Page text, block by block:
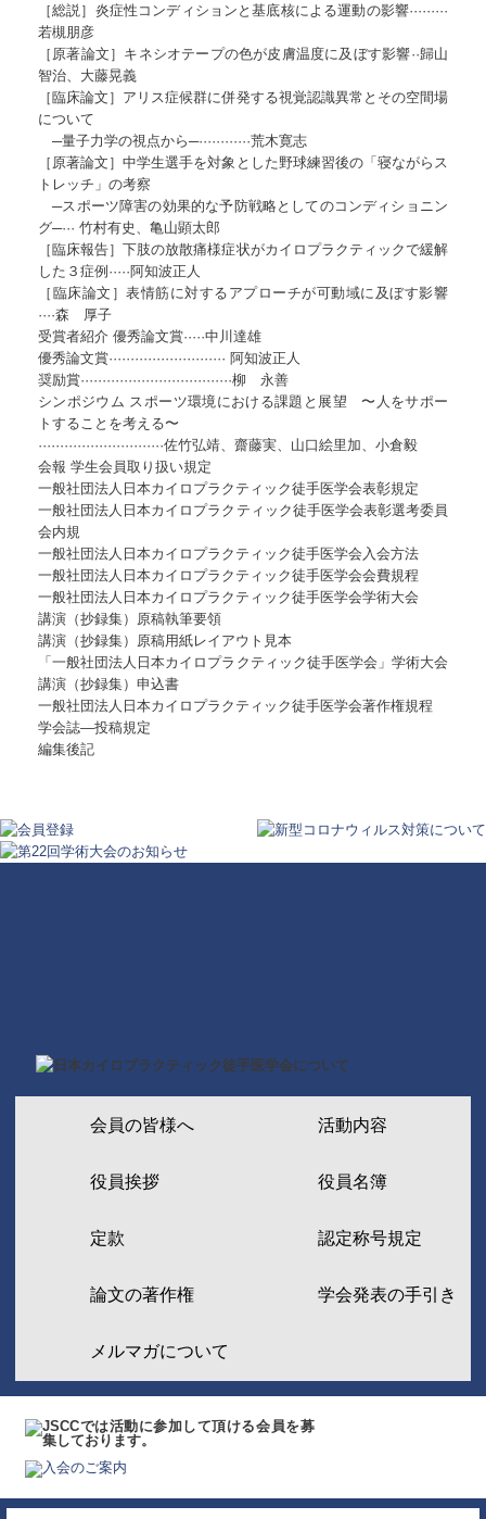
［総説］炎症性コンディションと基底核による運動の影響·········
若槻朋彦
［原著論文］キネシオテープの色が皮膚温度に及ぼす影響··歸山
智治、大藤晃義
［臨床論文］アリス症候群に併発する視覚認識異常とその空間場
について
─量子力学の視点から─············荒木寛志
［原著論文］中学生選手を対象とした野球練習後の「寝ながらス
トレッチ」の考察
─スポーツ障害の効果的な予防戦略としてのコンディショニン
グ─··· 竹村有史、亀山顕太郎
［臨床報告］下肢の放散痛様症状がカイロプラクティックで緩解
した３症例·····阿知波正人
［臨床論文］表情筋に対するアプローチが可動域に及ぼす影響
····森 厚子
受賞者紹介 優秀論文賞·····中川達雄
優秀論文賞··························· 阿知波正人
奨励賞···································柳 永善
シンポジウム スポーツ環境における課題と展望 〜人をサポー
トすることを考える〜
·····························佐竹弘靖、齋藤実、山口絵里加、小倉毅
会報 学生会員取り扱い規定
一般社団法人日本カイロプラクティック徒手医学会表彰規定
一般社団法人日本カイロプラクティック徒手医学会表彰選考委員
会内規
一般社団法人日本カイロプラクティック徒手医学会入会方法
一般社団法人日本カイロプラクティック徒手医学会会費規程
一般社団法人日本カイロプラクティック徒手医学会学術大会
講演（抄録集）原稿執筆要領
講演（抄録集）原稿用紙レイアウト見本
「一般社団法人日本カイロプラクティック徒手医学会」学術大会
講演（抄録集）申込書
一般社団法人日本カイロプラクティック徒手医学会著作権規程
学会誌―投稿規定
編集後記
会員の皆様へ 活動内容
役員挨拶 役員名簿
定款 認定称号規定
論文の著作権 学会発表の手引き
メルマガについて